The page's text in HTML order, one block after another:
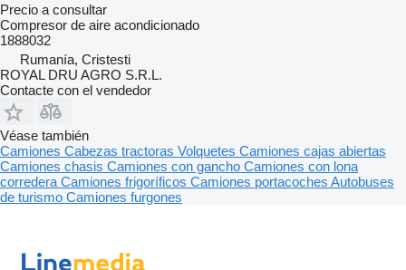
Precio a consultar
Compresor de aire acondicionado
1888032
Rumanía, Cristesti
ROYAL DRU AGRO S.R.L.
Contacte con el vendedor
Véase también
Camiones Cabezas tractoras Volquetes Camiones cajas abiertas
Camiones chasis Camiones con gancho Camiones con lona
corredera Camiones frigoríficos Camiones portacoches Autobuses
de turismo Camiones furgones